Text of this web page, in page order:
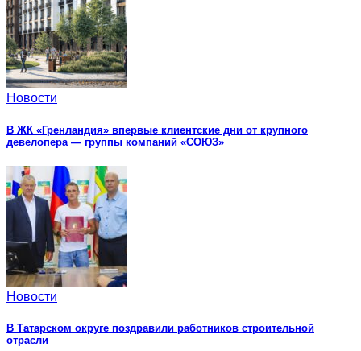
Новости
В ЖК «Гренландия» впервые клиентские дни от крупного
девелопера — группы компаний «СОЮЗ»
Новости
В Татарском округе поздравили работников строительной
отрасли